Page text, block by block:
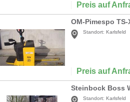
Preis auf
OM-Pimespo TS-
Standort: Karlsfeld
Preis auf
Steinbock Boss
Standort: Karlsfeld